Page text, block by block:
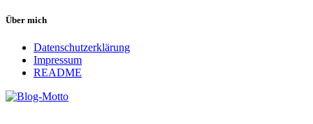
Über mich
Datenschutzerklärung
Impressum
README